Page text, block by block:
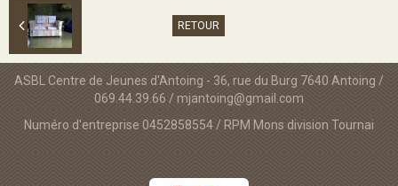
RETOUR
ASBL Centre de Jeunes d'Antoing - 36, rue du Burg 7640 Antoing /
069.44.39.66 / mjantoing@gmail.com
Numéro d'entreprise 0452858554 / RPM Mons division Tournai